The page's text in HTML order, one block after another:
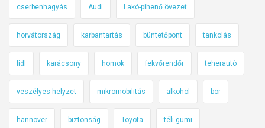
cserbenhagyás Audi Lakó-pihenő övezet
horvátország karbantartás büntetőpont tankolás
lidl karácsony homok fekvőrendőr teherautó
veszélyes helyzet mikromobilitás alkohol bor
hannover biztonság Toyota téli gumi